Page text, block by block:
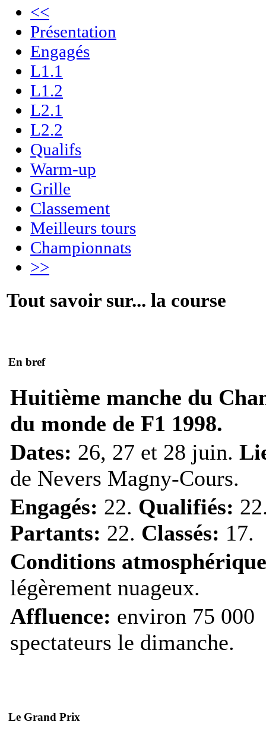
<<
Présentation
Engagés
L1.1
L1.2
L2.1
L2.2
Qualifs
Warm-up
Grille
Classement
Meilleurs tours
Championnats
>>
Tout savoir sur... la course
En bref
Huitième manche du
du monde de F1 1998.
Dates: 26, 27 et 28 juin.
de Nevers Magny-Cours.
Engagés: 22. Qualifiés:
Partants: 22. Classés: 17.
Conditions
légèrement nuageux.
Affluence: environ 75 000
spectateurs le dimanche.
Le Grand Prix